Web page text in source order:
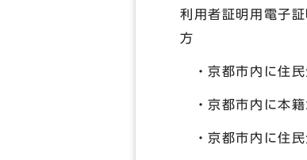
利用者証明用電子
方
・京都市内に住民
・京都市内に本籍
・京都市内に住民